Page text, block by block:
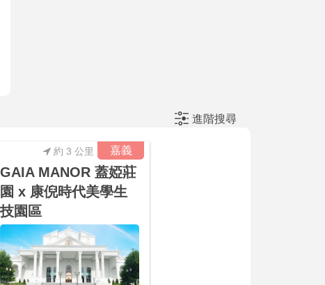
進階搜尋
嘉義
約 3 公里
GAIA MANOR 蓋婭莊
園 x 康倪時代美學生
技園區